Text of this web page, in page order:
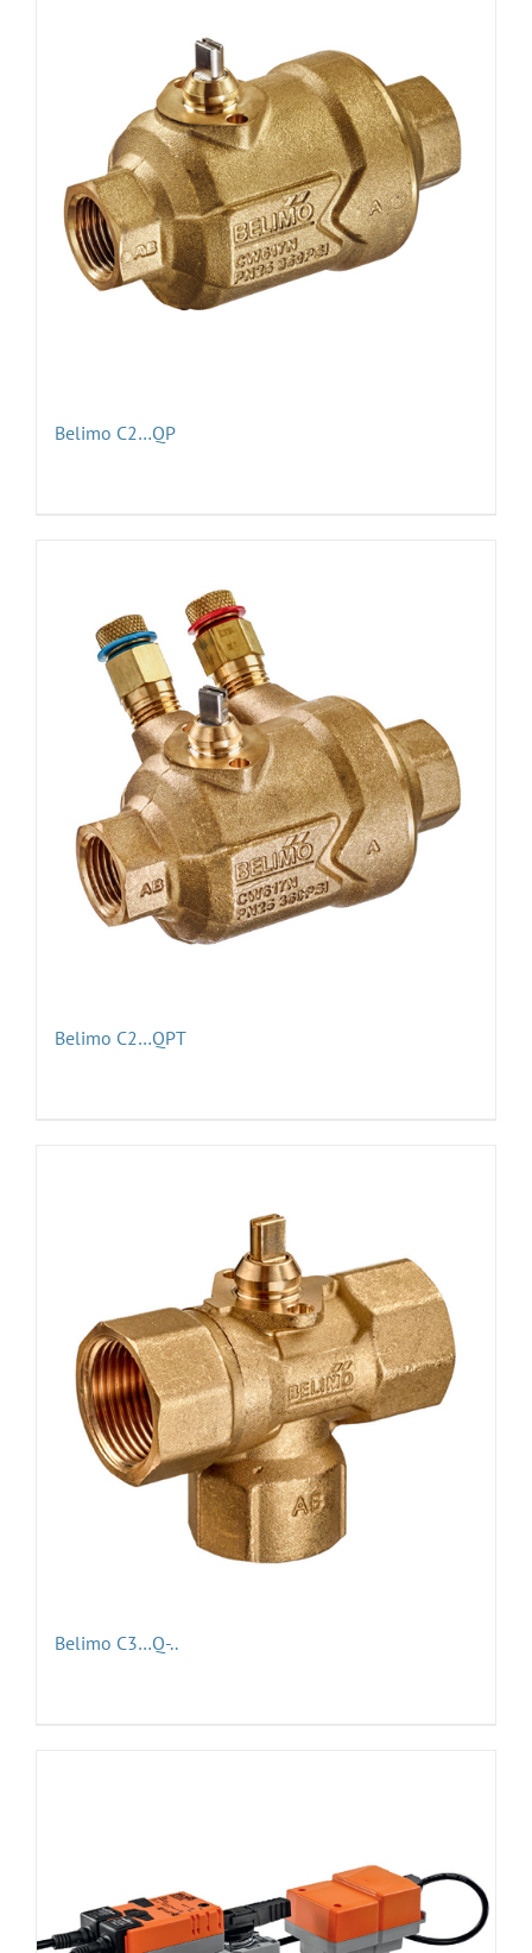
Belimo C2…QP
Belimo C2…QPT
Belimo C3…Q-..